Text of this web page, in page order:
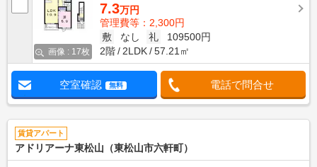
画像 : 17枚
7.3万円
管理費等：2,300円
敷
なし 礼
109500円
2階
2LDK 57.21㎡
空室確認 無料 電話で問合せ
賃貸アパート
アドリアーナ東松山（東松山市六軒町）